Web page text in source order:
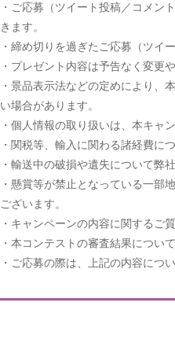
・ご応募（ツイート投稿／コメン
きます。
・締め切りを過ぎたご応募（ツイ
・プレゼント内容は予告なく変更
・景品表示法などの定めにより、
い場合があります。
・個人情報の取り扱いは、本キャ
・関税等、輸入に関わる諸経費に
・輸送中の破損や遺失について弊
・懸賞等が禁止となっている一部
ございます。
・キャンペーンの内容に関するご
・本コンテストの審査結果につい
・ご応募の際は、上記の内容につ